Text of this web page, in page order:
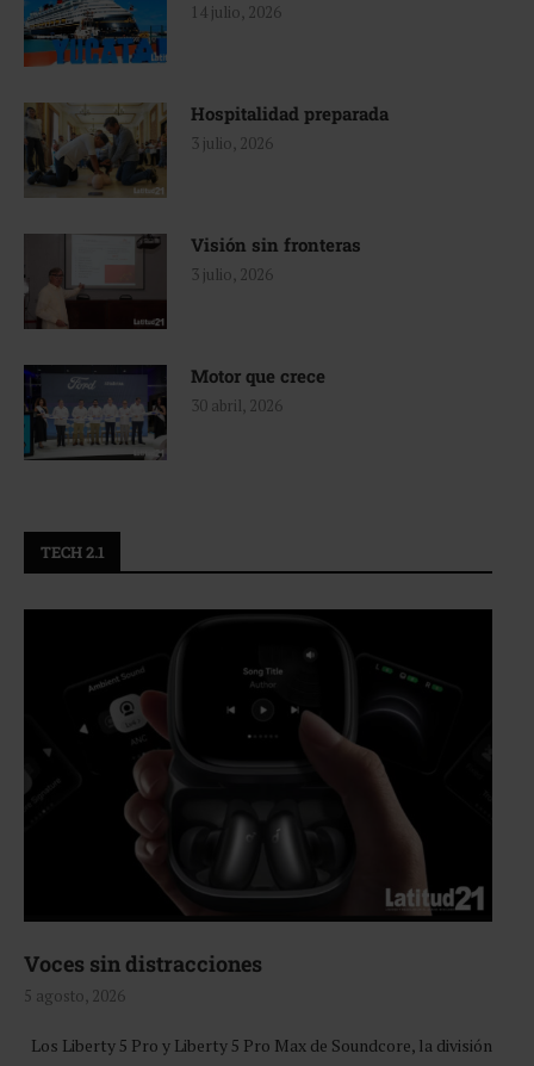
14 julio, 2026
Hospitalidad preparada
3 julio, 2026
Visión sin fronteras
3 julio, 2026
Motor que crece
30 abril, 2026
TECH 2.1
Voces sin distracciones
5 agosto, 2026
Los Liberty 5 Pro y Liberty 5 Pro Max de Soundcore, la división